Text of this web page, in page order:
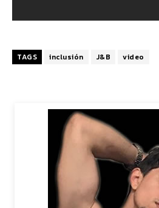
TAGS inclusión J&B video